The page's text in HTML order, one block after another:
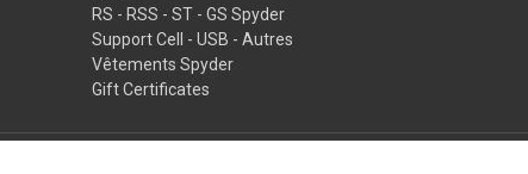
RS - RSS - ST - GS Spyder
Support Cell - USB - Autres
Vêtements Spyder
Gift Certificates